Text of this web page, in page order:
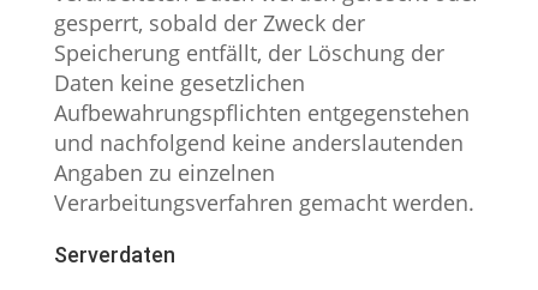
gesperrt, sobald der Zweck der
Speicherung entfällt, der Löschung der
Daten keine gesetzlichen
Aufbewahrungspflichten entgegenstehen
und nachfolgend keine anderslautenden
Angaben zu einzelnen
Verarbeitungsverfahren gemacht werden.
Serverdaten